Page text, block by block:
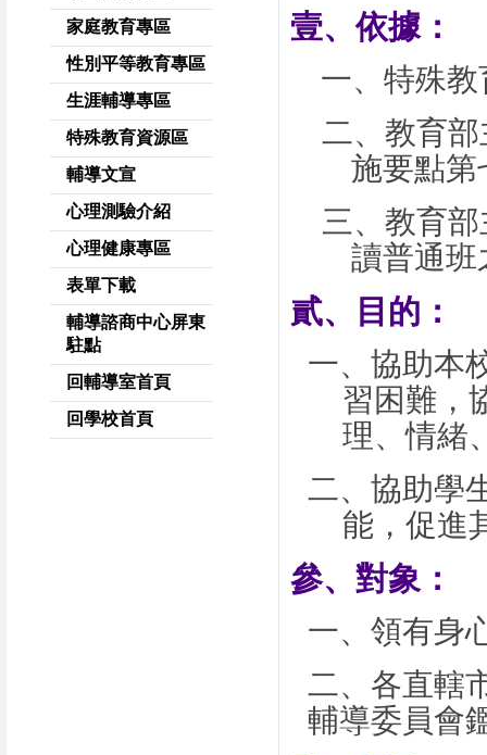
家庭教育專區
性別平等教育專區
生涯輔導專區
特殊教育資源區
輔導文宣
心理測驗介紹
心理健康專區
表單下載
輔導諮商中心屏東
駐點
回輔導室首頁
回學校首頁
壹、依據：
一、特殊教
二、教育
施要點第
三、 教育
讀普通班
貳、目的：
一、協助本
習困難，
理、情緒
二、協助學
能，促進
參、對象：
一、領有身
二、各直轄
輔導委員會